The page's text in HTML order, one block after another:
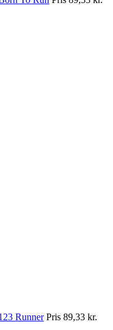
Runner Pris 89,33 kr.